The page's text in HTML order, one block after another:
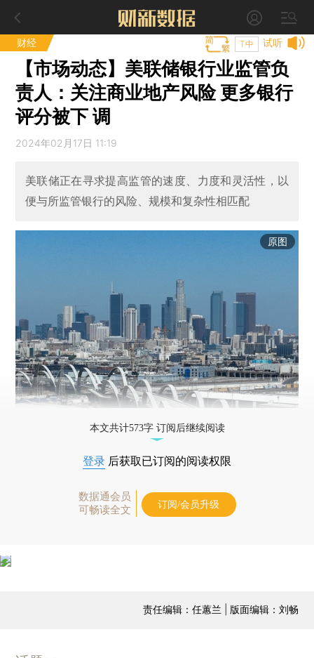
财经 试听
T中
【市场动态】美联储银行业监管负
责人：关注商业地产风险 更多银行
评分被下 调
2024年02月17日 11:19
美联储正在寻求提高监管的速度、力度和灵活性，以
便与所监管银行的风险、规模和复杂性相匹配
原图
本文共计573字 订阅后继续阅读
登录 后获取已订阅的阅读权限
数据通会员
可畅读全文
订阅/会员升级
责任编辑：任蕙兰 | 版面编辑：刘畅